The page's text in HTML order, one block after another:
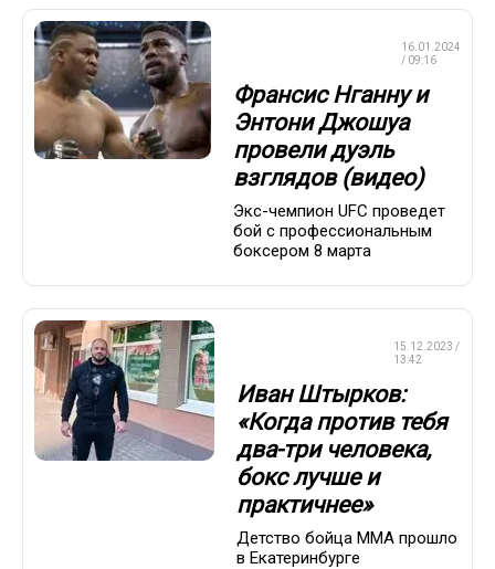
16.01.2024
/ 09:16
Франсис Нганну и
Энтони Джошуа
провели дуэль
взглядов (видео)
Экс-чемпион UFC проведет
бой с профессиональным
боксером 8 марта
15.12.2023 /
13:42
Иван Штырков:
«Когда против тебя
два-три человека,
бокс лучше и
практичнее»
Детство бойца ММА прошло
в Екатеринбурге